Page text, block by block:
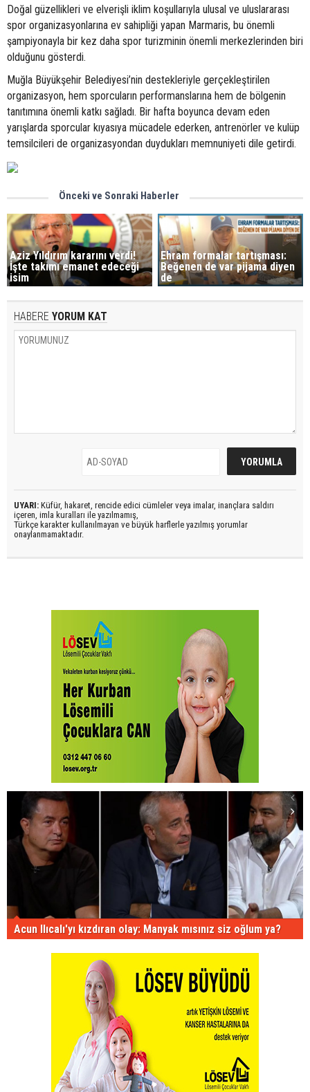
Doğal güzellikleri ve elverişli iklim koşullarıyla ulusal ve uluslararası
spor organizasyonlarına ev sahipliği yapan Marmaris, bu önemli
şampiyonayla bir kez daha spor turizminin önemli merkezlerinden biri
olduğunu gösterdi.
Muğla Büyükşehir Belediyesi’nin destekleriyle gerçekleştirilen
organizasyon, hem sporcuların performanslarına hem de bölgenin
tanıtımına önemli katkı sağladı. Bir hafta boyunca devam eden
yarışlarda sporcular kıyasıya mücadele ederken, antrenörler ve kulüp
temsilcileri de organizasyondan duydukları memnuniyeti dile getirdi.
Önceki ve Sonraki Haberler
Aziz Yıldırım kararını verdi!
İşte takımı emanet edeceği
isim
Ehram formalar tartışması:
Beğenen de var pijama diyen
de
HABERE YORUM KAT
UYARI: Küfür, hakaret, rencide edici cümleler veya imalar, inançlara saldırı
içeren, imla kuralları ile yazılmamış,
Türkçe karakter kullanılmayan ve büyük harflerle yazılmış yorumlar
onaylanmamaktadır.
Acun Ilıcalı'yı kızdıran olay: Manyak mısınız siz oğlum ya?